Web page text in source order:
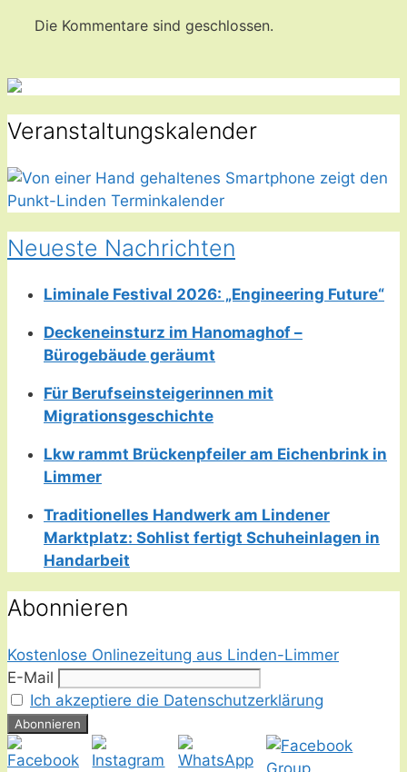
Die Kommentare sind geschlossen.
Veranstaltungskalender
Neueste Nachrichten
Liminale Festival 2026: „Engineering Future“
Deckeneinsturz im Hanomaghof –
Bürogebäude geräumt
Für Berufseinsteigerinnen mit
Migrationsgeschichte
Lkw rammt Brückenpfeiler am Eichenbrink in
Limmer
Traditionelles Handwerk am Lindener
Marktplatz: Sohlist fertigt Schuheinlagen in
Handarbeit
Abonnieren
Kostenlose Onlinezeitung aus Linden-Limmer
E-Mail
Ich akzeptiere die Datenschutzerklärung